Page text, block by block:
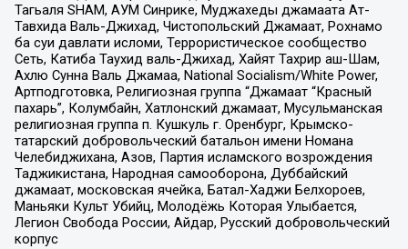
Тагьаля SHAM, АУМ Синрике, Муджахеды джамаата Ат-
Тавхида Валь-Джихад, Чистопольский Джамаат, Рохнамо
ба суи давлати исломи, Террористическое сообщество
Сеть, Катиба Таухид валь-Джихад, Хайят Тахрир аш-Шам,
Ахлю Сунна Валь Джамаа, National Socialism/White Power,
Артподготовка, Религиозная группа “Джамаат “Красный
пахарь”, Колумбайн, Хатлонский джамаат, Мусульманская
религиозная группа п. Кушкуль г. Оренбург, Крымско-
татарский добровольческий батальон имени Номана
Челебиджихана, Азов, Партия исламского возрождения
Таджикистана, Народная самооборона, Дуббайский
джамаат, московская ячейка, Батал-Хаджи Белхороев,
Маньяки Культ Убийц, Молодёжь Которая Улыбается,
Легион Свобода России, Айдар, Русский добровольческий
корпус